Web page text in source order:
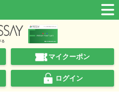
ログイン
マイクーポン